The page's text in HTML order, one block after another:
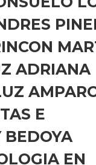
ADRIANA
E
BEDOYA
EN